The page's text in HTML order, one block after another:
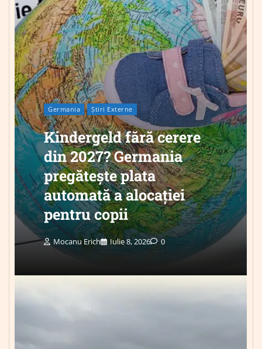
Germania Știri Externe
Kindergeld fără cerere
din 2027? Germania
pregătește plata
automată a alocației
pentru copii
Mocanu Erich Iulie 8, 2026 0